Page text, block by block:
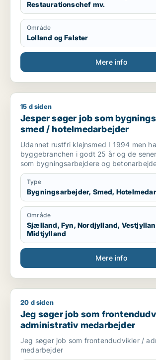
optimise workflows, develop client
supervise projects. Experienced in
coordination, quality control, cooperation
subcontractors and reading technical
Core Competencies
Operational Management • Team
Management • HR Management •
Development • Customer Relationship
Project Coordination • Quality
Restaurationschef mv.
Område
Lolland og Falster
Mere info
Jesper søger job som
15 d siden
Jesper søger job som
smed / hotelmedarbejder
Udannet rustfri klejnsmed I 1994 men
byggebranchen i godt 25 år og de
som bygningsarbejdere og
år som kranfører som jeg er pt.
Type
Bygningsarbejder, Smed,
Område
Sjælland, Fyn, Nordjylland,
Midtjylland
Mere info
Jeg søger job som frontendudvikler /
20 d siden
Jeg søger job som
administrativ medarbejder
Jeg søger job som frontendudvikler /
medarbejder